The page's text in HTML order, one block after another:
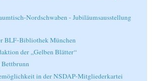
Nordschwaben - Jubiläumsausstellung
BLF-Bibliothek München
der „Gelben Blätter“
in der NSDAP-Mitgliederkartei